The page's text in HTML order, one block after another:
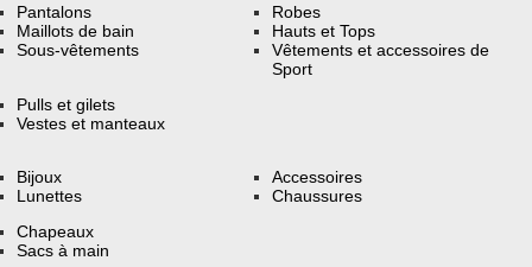
Pantalons
Maillots de bain
Sous-vêtements
Robes
Hauts et Tops
Vêtements et accessoires de
Sport
Pulls et gilets
Vestes et manteaux
Bijoux
Lunettes
Accessoires
Chaussures
Chapeaux
Sacs à main